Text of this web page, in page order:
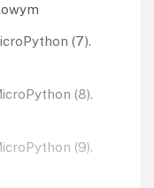
(7).
(8).
(9).